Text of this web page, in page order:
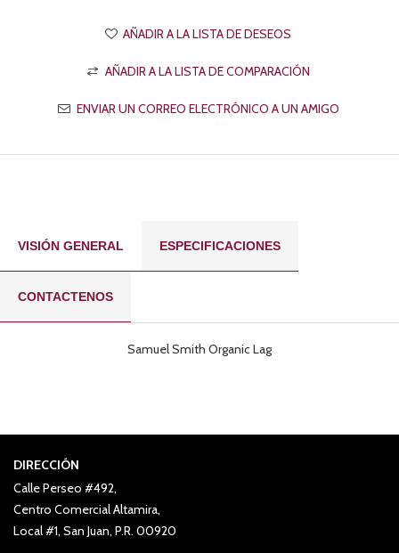
VISIÓN GENERAL ESPECIFICACIONES
CONTACTENOS
Samuel Smith Organic Lag
DIRECCIÓN
Calle Perseo #492,
Centro Comercial Altamira,
Local #1, San Juan, P.R. 00920